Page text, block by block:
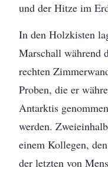
und der Hitze im
In den Holzkisten
Marschall während
rechten
Proben, die er
Antarktis
werden.
einem Kollegen,
der letzten von